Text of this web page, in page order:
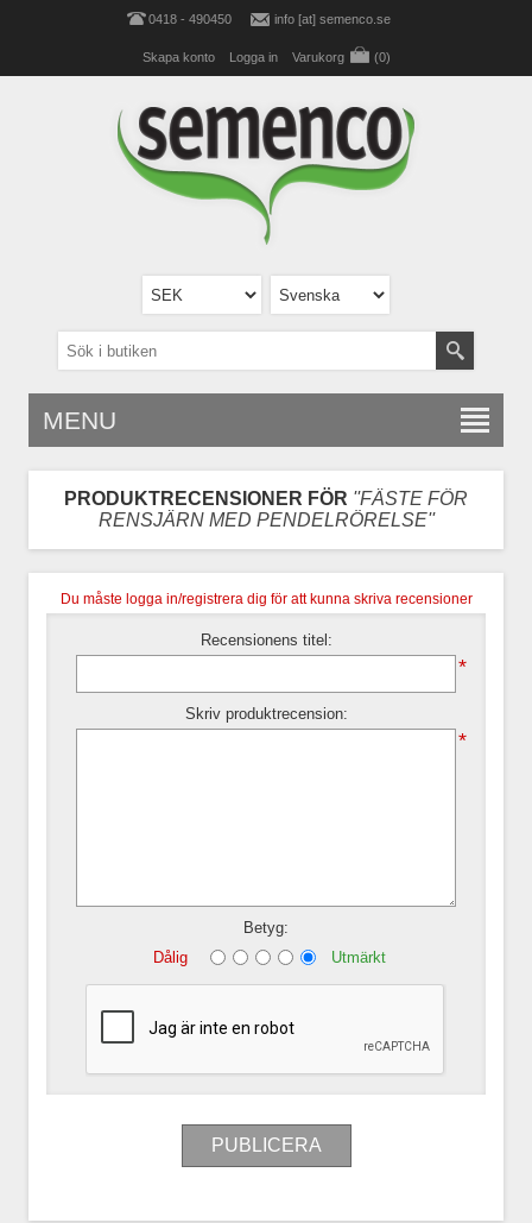
0418 - 490450 info [at] semenco.se
Skapa konto Logga in Varukorg (0)
MENU
PRODUKTRECENSIONER FÖR
FÄSTE FÖR
RENSJÄRN MED PENDELRÖRELSE
Du måste logga in/registrera dig för att kunna skriva recensioner
Recensionens titel:
*
Skriv produktrecension:
*
Betyg:
Dålig
Utmärkt